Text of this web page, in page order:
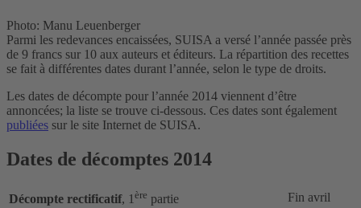
Photo: Manu Leuenberger
Parmi les redevances encaissées, SUISA a versé l’année passée près
de 9 francs sur 10 aux auteurs et éditeurs. La répartition des recettes
se fait à différentes dates durant l’année, selon le type de droits.
Les dates de décompte pour l’année 2014 viennent d’être
annoncées; la liste se trouve ci-dessous. Ces dates sont également
publiées sur le site Internet de SUISA.
Dates de décomptes 2014
Décompte rectificatif, 1 ère partie
Fin avril